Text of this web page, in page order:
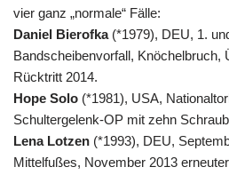
vier ganz „normale“ Fälle:
Daniel Bierofka(*1979), DEU, 1.
Bandscheibenvorfall, Knöchelbruch,
Rücktritt 2014.
Hope Solo (*1981), USA,
Schultergelenk-OP mit zehn
Lena Lotzen (*1993), DEU,
Mittelfußes, November 2013